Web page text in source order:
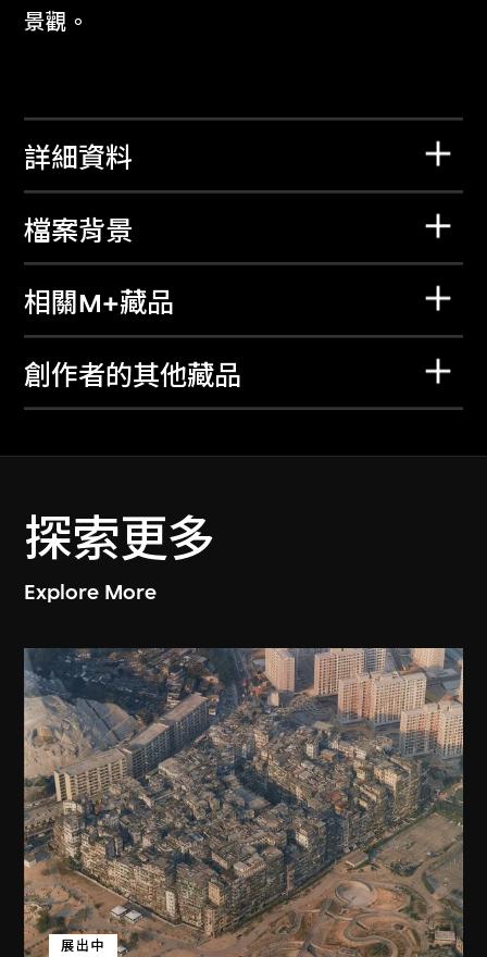
景觀。
詳細資料
檔案背景
相關M+藏品
創作者的其他藏品
探索更多
Explore More
展出中